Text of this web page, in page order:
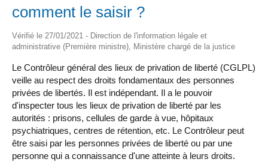
comment le saisir ?
Vérifié le 27/01/2021 - Direction de l'information légale et
administrative (Première ministre), Ministère chargé de la justice
Le Contrôleur général des lieux de privation de liberté (CGLPL)
veille au respect des droits fondamentaux des personnes
privées de libertés. Il est indépendant. Il a le pouvoir
d'inspecter tous les lieux de privation de liberté par les
autorités : prisons, cellules de garde à vue, hôpitaux
psychiatriques, centres de rétention, etc. Le Contrôleur peut
être saisi par les personnes privées de liberté ou par une
personne qui a connaissance d'une atteinte à leurs droits.